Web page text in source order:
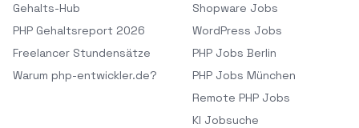
Gehalts-Hub
PHP Gehaltsreport 2026
Freelancer Stundensätze
Warum php-entwickler.de?
Shopware Jobs
WordPress Jobs
PHP Jobs Berlin
PHP Jobs München
Remote PHP Jobs
KI Jobsuche